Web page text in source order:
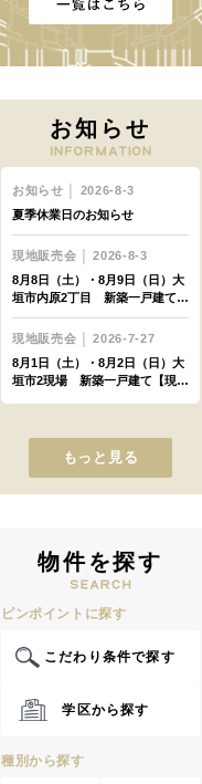
お知らせ
もっと見る
物件を探す
ピンポイントに探す
こだわり条件で探す
学区から探す
種別から探す